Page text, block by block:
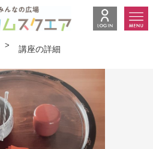
> 講座の詳細